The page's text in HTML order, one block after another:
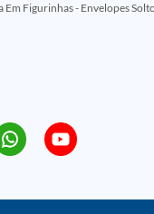
Em Figurinhas - Envelopes